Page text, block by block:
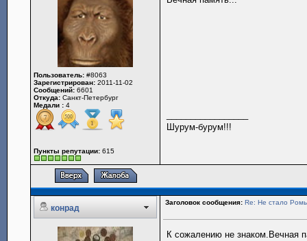
Пользователь: #8063
Зарегистрирован: 2011-11-02
Сообщений: 6601
Откуда: Санкт-Петербург
Медали : 4
Пункты репутации: 615
Шурум-бурум!!!
конрад
Заголовок сообщения: Re: Не стало
К сожалению не знаком.Вечная